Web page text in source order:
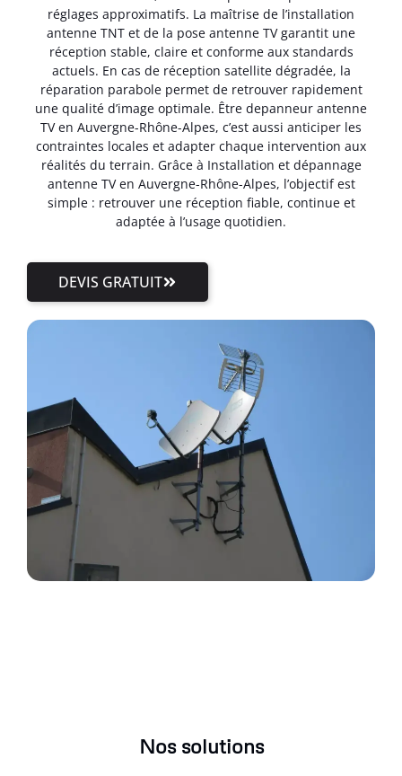
réglages approximatifs. La maîtrise de l’installation
antenne TNT et de la pose antenne TV garantit une
réception stable, claire et conforme aux standards
actuels. En cas de réception satellite dégradée, la
réparation parabole permet de retrouver rapidement
une qualité d’image optimale. Être depanneur antenne
TV en Auvergne-Rhône-Alpes, c’est aussi anticiper les
contraintes locales et adapter chaque intervention aux
réalités du terrain. Grâce à Installation et dépannage
antenne TV en Auvergne-Rhône-Alpes, l’objectif est
simple : retrouver une réception fiable, continue et
adaptée à l’usage quotidien.
DEVIS GRATUIT
Nos solutions